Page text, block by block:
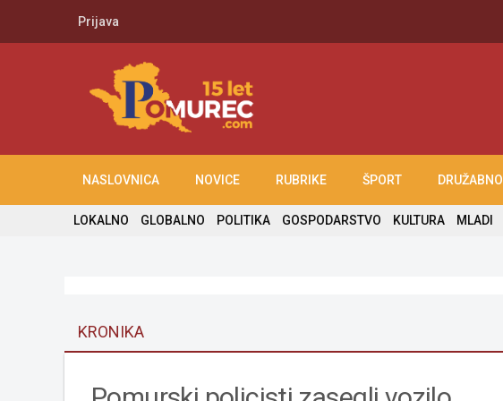
Prijava
NASLOVNICA NOVICE RUBRIKE ŠPORT DRUŽABNO
LOKALNO GLOBALNO POLITIKA GOSPODARSTVO KULTURA MLADI
KRONIKA